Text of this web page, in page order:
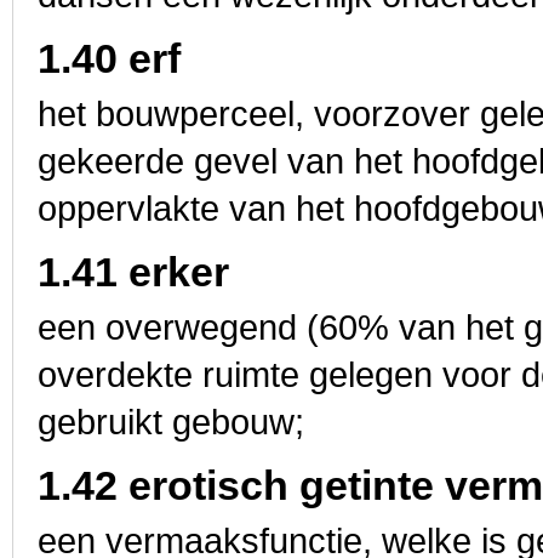
1.40 erf
het bouwperceel, voorzover
gekeerde gevel van het
oppervlakte van het
1.41 erker
een overwegend (60% van het
overdekte ruimte gelegen voor
gebruikt gebouw;
1.42 erotisch getinte
een vermaaksfunctie, welke is